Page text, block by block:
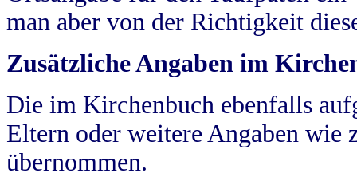
man aber von der Richtigkeit
Zusätzliche Angaben im
Die im Kirchenbuch ebenfalls
Eltern oder weitere Angaben wie
übernommen.